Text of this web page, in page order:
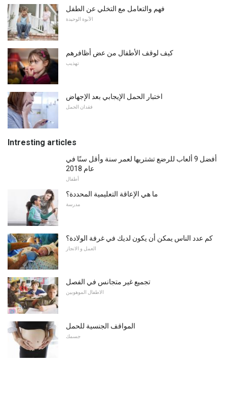
فهم والتعامل مع التخلي عن الطفل
الأبوة الوحيدة
كيف لوقف الأطفال من عض أظافرهم
تهذيب
اختبار الحمل الإيجابي بعد الإجهاض
فقدان الحمل
Intresting articles
أفضل 9 ألعاب للرضع تشتريها لعمر سنة وأقل سنًا في
عام 2018
أطفال
ما هي الإعاقة التعليمية المحددة؟
مدرسة
كم عدد الناس يمكن أن يكون لديك في غرفة الولادة؟
العمل و الانجاز
تجميع غير متجانس في الفصل
الاطفال الموهوبين
المواقف الجنسية للحمل
جسمك